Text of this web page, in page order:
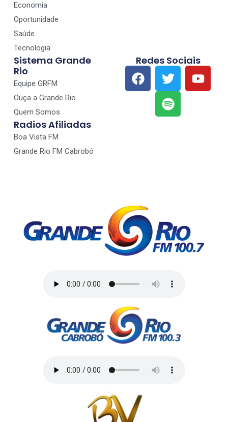
Economia
Oportunidade
Saúde
Tecnologia
Sistema Grande
Rio
Equipe GRFM
Ouça a Grande Rio
Quem Somos
Radios Afiliadas
Boa Vista FM
Grande Rio FM Cabrobó
Redes Sociais